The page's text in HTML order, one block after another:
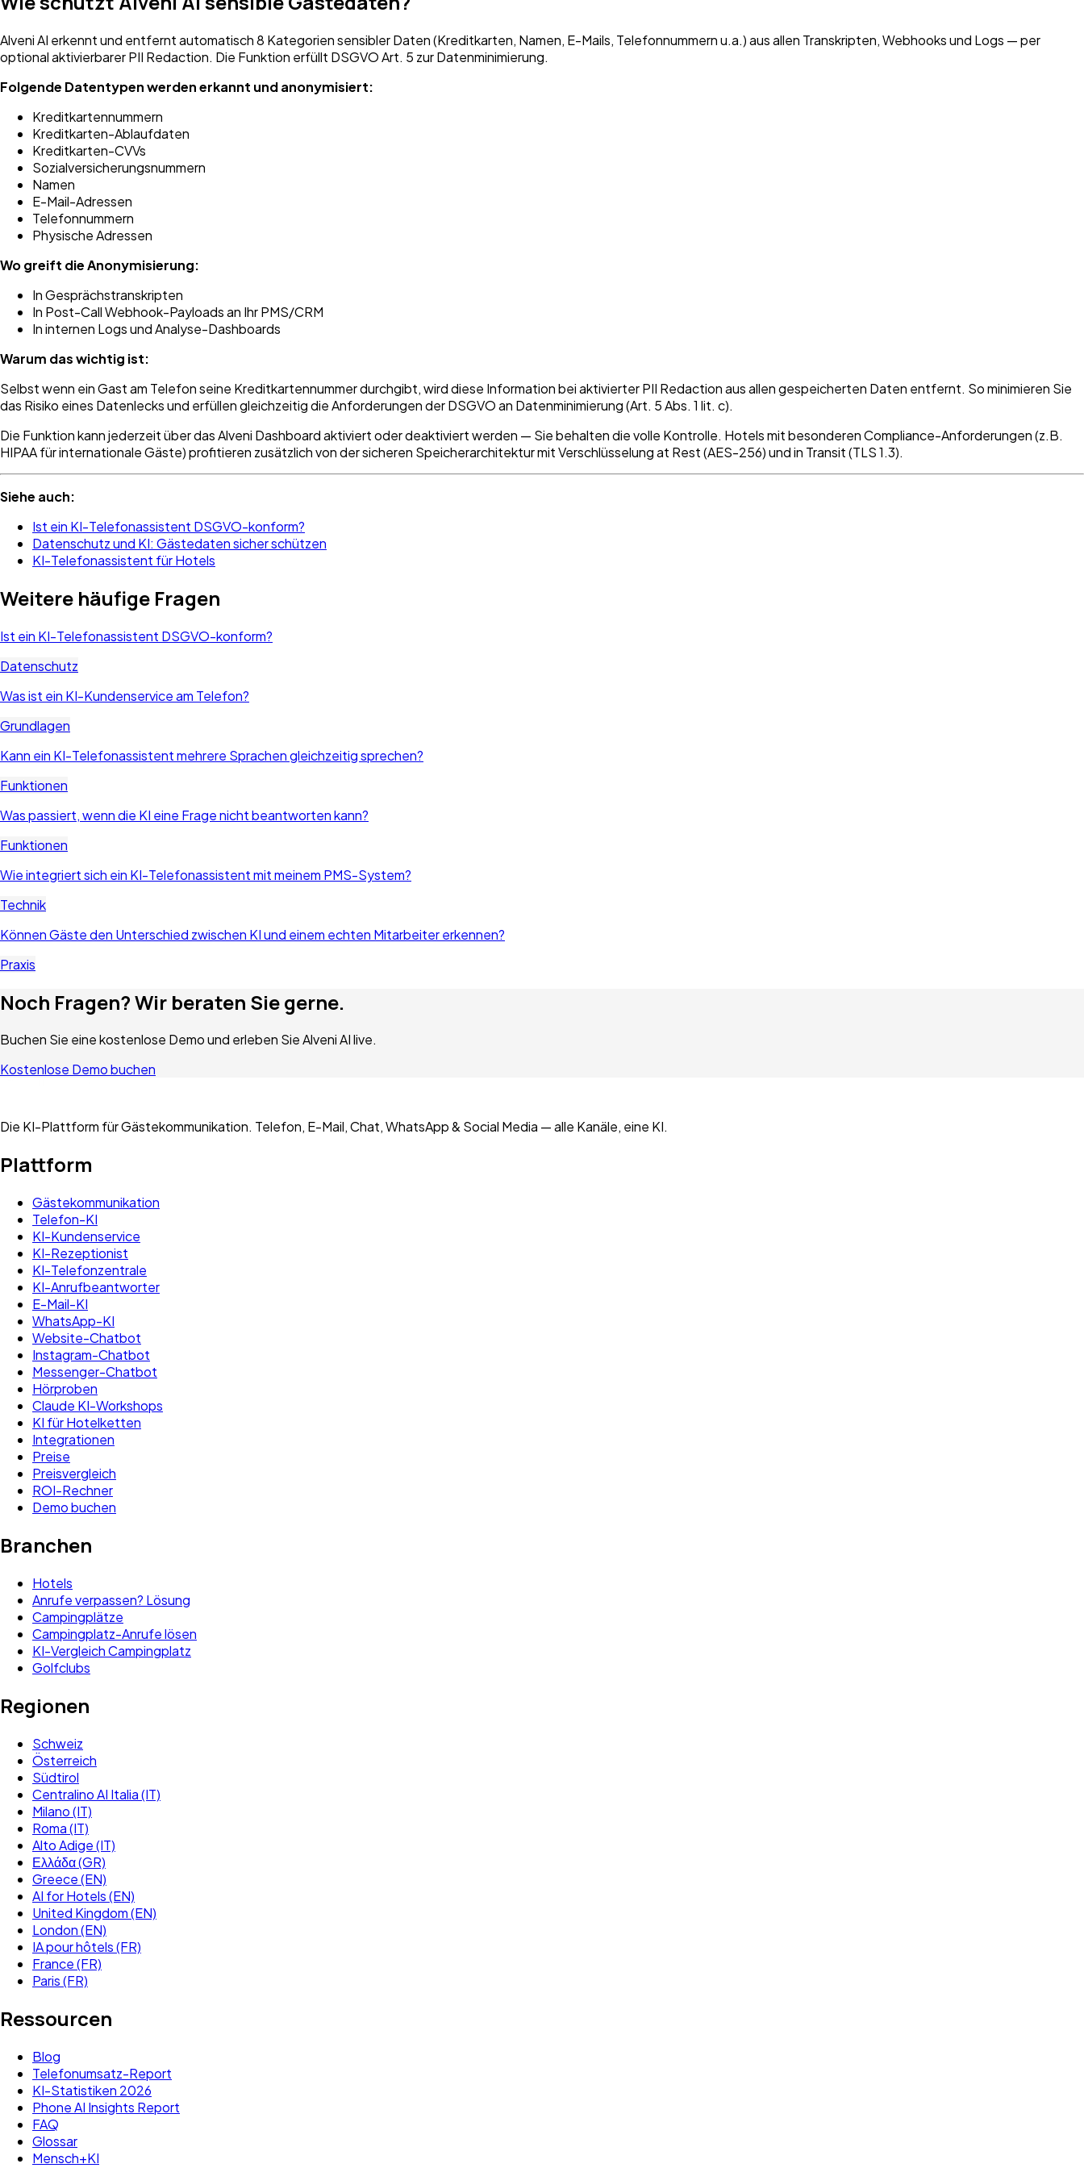
Alveni AI erkennt und entfernt automatisch 8 Kategorien sensibler Daten (Kreditkarten, Namen, E-Mails, Telefonnummern u.a.) aus allen Transkripten, Webhooks und Logs — per
optional aktivierbarer PII Redaction. Die Funktion erfüllt DSGVO Art. 5 zur Datenminimierung.
Folgende Datentypen werden erkannt und anonymisiert:
Kreditkartennummern
Kreditkarten-Ablaufdaten
Kreditkarten-CVVs
Sozialversicherungsnummern
Namen
E-Mail-Adressen
Telefonnummern
Physische Adressen
Wo greift die Anonymisierung:
In Gesprächstranskripten
In Post-Call Webhook-Payloads an Ihr PMS/CRM
In internen Logs und Analyse-Dashboards
Warum das wichtig ist:
Selbst wenn ein Gast am Telefon seine Kreditkartennummer durchgibt, wird diese Information bei aktivierter PII Redaction aus allen gespeicherten Daten entfernt. So minimieren Sie
das Risiko eines Datenlecks und erfüllen gleichzeitig die Anforderungen der DSGVO an Datenminimierung (Art. 5 Abs. 1 lit. c).
Die Funktion kann jederzeit über das Alveni Dashboard aktiviert oder deaktiviert werden — Sie behalten die volle Kontrolle. Hotels mit besonderen Compliance-Anforderungen (z.B.
HIPAA für internationale Gäste) profitieren zusätzlich von der sicheren Speicherarchitektur mit Verschlüsselung at Rest (AES-256) und in Transit (TLS 1.3).
Siehe auch:
Ist ein KI-Telefonassistent DSGVO-konform?
Datenschutz und KI: Gästedaten sicher schützen
KI-Telefonassistent für Hotels
Weitere häufige Fragen
Ist ein KI-Telefonassistent DSGVO-konform?
Datenschutz
Was ist ein KI-Kundenservice am Telefon?
Grundlagen
Kann ein KI-Telefonassistent mehrere Sprachen gleichzeitig sprechen?
Funktionen
Was passiert, wenn die KI eine Frage nicht beantworten kann?
Funktionen
Wie integriert sich ein KI-Telefonassistent mit meinem PMS-System?
Technik
Können Gäste den Unterschied zwischen KI und einem echten Mitarbeiter erkennen?
Praxis
Noch Fragen? Wir beraten Sie gerne.
Buchen Sie eine kostenlose Demo und erleben Sie Alveni AI live.
Kostenlose Demo buchen
Die KI-Plattform für Gästekommunikation. Telefon, E-Mail, Chat, WhatsApp & Social Media — alle Kanäle, eine KI.
Plattform
Gästekommunikation
Telefon-KI
KI-Kundenservice
KI-Rezeptionist
KI-Telefonzentrale
KI-Anrufbeantworter
E-Mail-KI
WhatsApp-KI
Website-Chatbot
Instagram-Chatbot
Messenger-Chatbot
Hörproben
Claude KI-Workshops
KI für Hotelketten
Integrationen
Preise
Preisvergleich
ROI-Rechner
Demo buchen
Branchen
Hotels
Anrufe verpassen? Lösung
Campingplätze
Campingplatz-Anrufe lösen
KI-Vergleich Campingplatz
Golfclubs
Regionen
Schweiz
Österreich
Südtirol
Centralino AI Italia (IT)
Milano (IT)
Roma (IT)
Alto Adige (IT)
Ελλάδα (GR)
Greece (EN)
AI for Hotels (EN)
United Kingdom (EN)
London (EN)
IA pour hôtels (FR)
France (FR)
Paris (FR)
Ressourcen
Blog
Telefonumsatz-Report
KI-Statistiken 2026
Phone AI Insights Report
FAQ
Glossar
Mensch+KI